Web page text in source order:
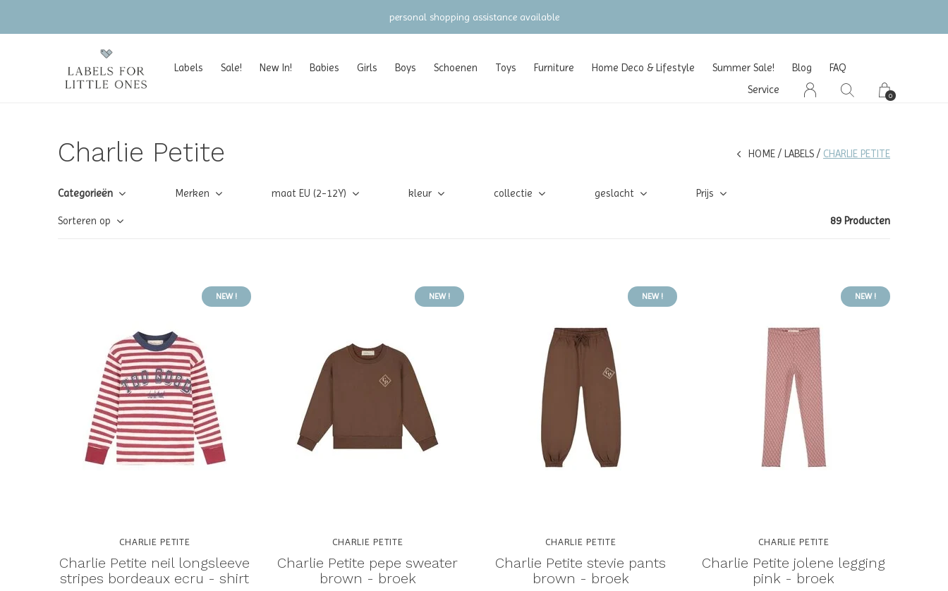
Labels Sale! New In! Babies Girls Boys Schoenen Toys Furniture Home Deco & Lifestyle Summer Sale! Blog
FAQ
Service
0
gratis verzending vanaf €100 (NL/BE/DE)
Charlie Petite HOME LABELS CHARLIE PETITE
Categorieën Merken maat EU (2-12Y) kleur collectie geslacht Prijs
Sorteren op 89 Producten
NEW !
CHARLIE PETITE
Charlie Petite neil longsleeve
stripes bordeaux ecru - shirt
NEW !
CHARLIE PETITE
Charlie Petite pepe sweater
brown - broek
NEW !
CHARLIE PETITE
Charlie Petite stevie pants
brown - broek
NEW !
CHARLIE PETITE
Charlie Petite jolene legging
pink - broek